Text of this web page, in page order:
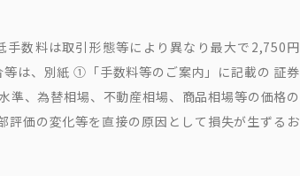
数料は取引形態等により異なり最大で2,750円
等は、別紙 ①「手数料等のご案内」に記載の 証券
、為替相場、不動産相場、商品相場等の価格の
価の変化等を直接の原因として損失が生ずるお